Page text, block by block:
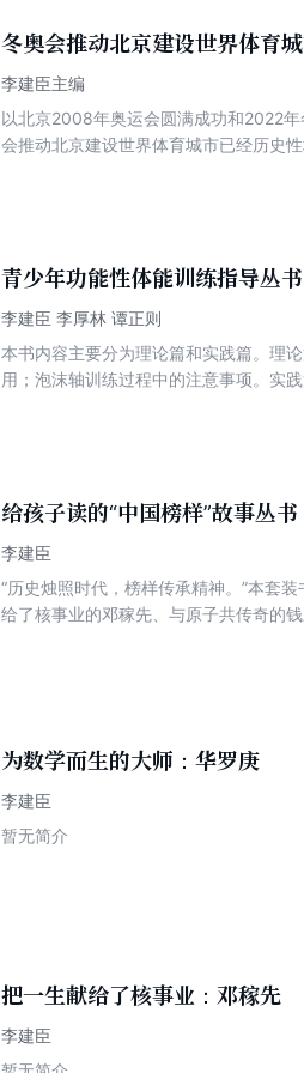
冬奥会推动北京建设世界体育
李建臣主编
以北京2008年奥运会圆满成功和2022
会推动北京建设世界体育城市已经历史
青少年功能性体能训练指导丛
李建臣 李厚林 谭正则
本书内容主要分为理论篇和实践篇。理
用；泡沫轴训练过程中的注意事项。实
给孩子读的“中国榜样”故事丛书
李建臣
“历史烛照时代，榜样传承精神。”本套
给了核事业的邓稼先、与原子共传奇的
会是学校、家庭和有关部门对青少年进
为数学而生的大师：华罗庚
李建臣
暂无简介
把一生献给了核事业：邓稼先
李建臣